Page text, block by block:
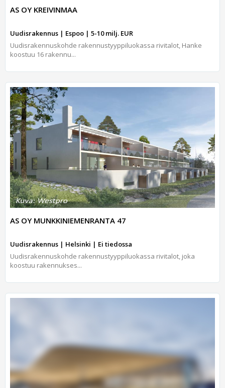
AS OY KREIVINMAA
Uudisrakennus | Espoo | 5-10 milj. EUR
Uudisrakennuskohde rakennustyyppiluokassa rivitalot, Hanke
koostuu 16 rakennu...
AS OY MUNKKINIEMENRANTA 47
Uudisrakennus | Helsinki | Ei tiedossa
Uudisrakennuskohde rakennustyyppiluokassa rivitalot, joka
koostuu rakennukses...